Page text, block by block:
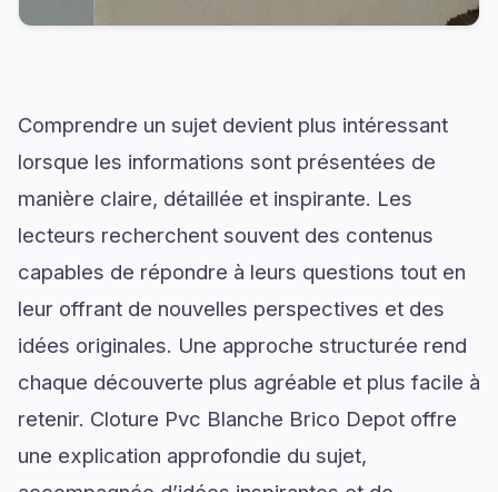
Comprendre un sujet devient plus intéressant
lorsque les informations sont présentées de
manière claire, détaillée et inspirante. Les
lecteurs recherchent souvent des contenus
capables de répondre à leurs questions tout en
leur offrant de nouvelles perspectives et des
idées originales. Une approche structurée rend
chaque découverte plus agréable et plus facile à
retenir. Cloture Pvc Blanche Brico Depot offre
une explication approfondie du sujet,